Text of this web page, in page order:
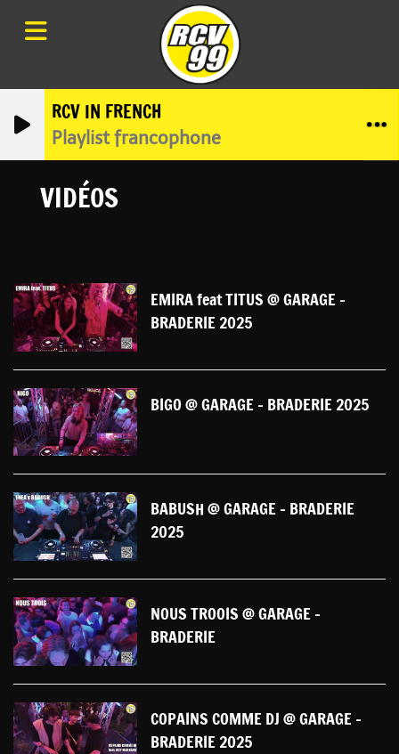
RCV IN FRENCH
Playlist francophone
VIDÉOS
EMIRA feat TITUS @ GARAGE -
BRADERIE 2025
BIGO @ GARAGE - BRADERIE 2025
BABUSH @ GARAGE - BRADERIE
2025
NOUS TROOIS @ GARAGE -
BRADERIE
COPAINS COMME DJ @ GARAGE -
BRADERIE 2025